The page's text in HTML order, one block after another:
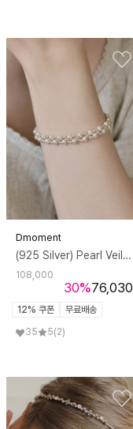
Dmoment
(925 Silver) Pearl Veil Bracelet
30%
108,000
76,030
12% 쿠폰
무료배송
35
5(2)